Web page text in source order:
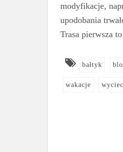
modyfikacje,
upodobania
Trasa pierwsza
bałtyk
wakacje